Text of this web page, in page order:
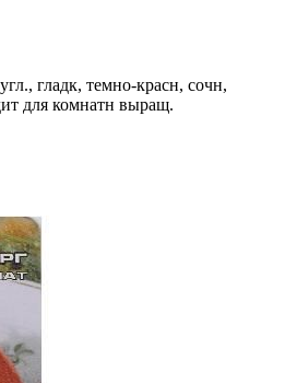
гладк, темно-красн, сочн,
для комнатн выращ.